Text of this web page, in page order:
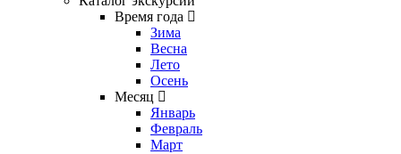
Время года
Зима
Весна
Лето
Осень
Месяц
Январь
Февраль
Март